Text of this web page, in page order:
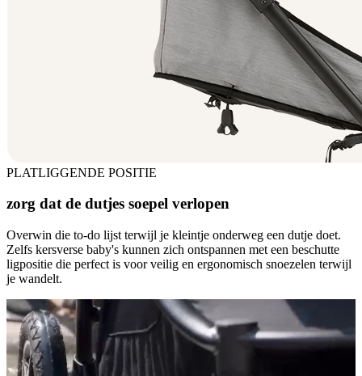
PLATLIGGENDE POSITIE
zorg dat de dutjes soepel verlopen
Overwin die to-do lijst terwijl je kleintje onderweg een dutje doet.
Zelfs kersverse baby's kunnen zich ontspannen met een beschutte
ligpositie die perfect is voor veilig en ergonomisch snoezelen terwijl
je wandelt.